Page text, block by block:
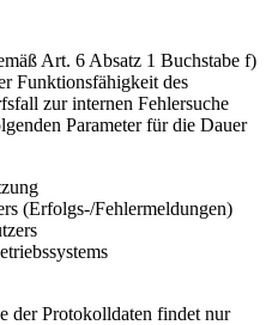
Art. 6 Absatz 1 Buchstabe f)
Funktionsfähigkeit des
zur internen Fehlersuche
Parameter für die Dauer
(Erfolgs-/Fehlermeldungen)
der Protokolldaten findet nur